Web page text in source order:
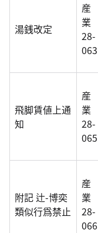
湯銭改定
産
業
28-
063
飛脚賃値上通
知
産
業
28-
065
附記 辻-博奕
類似行爲禁止
産
業
28-
066